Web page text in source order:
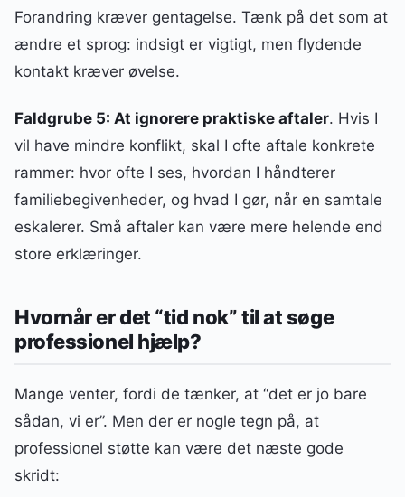
Forandring kræver gentagelse. Tænk på det som at
ændre et sprog: indsigt er vigtigt, men flydende
kontakt kræver øvelse.
Faldgrube 5: At ignorere praktiske aftaler. Hvis I
vil have mindre konflikt, skal I ofte aftale konkrete
rammer: hvor ofte I ses, hvordan I håndterer
familiebegivenheder, og hvad I gør, når en samtale
eskalerer. Små aftaler kan være mere helende end
store erklæringer.
Hvornår er det “tid nok” til at søge
professionel hjælp?
Mange venter, fordi de tænker, at “det er jo bare
sådan, vi er”. Men der er nogle tegn på, at
professionel støtte kan være det næste gode
skridt: